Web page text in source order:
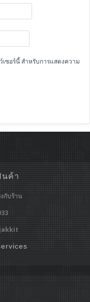
ซอร์นี้ สำหรับการแสดงความ
ค้า
กับร้าน